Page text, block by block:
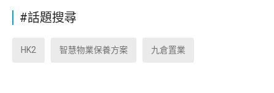
#話題搜尋
HK2 智慧物業保養方案 九倉置業